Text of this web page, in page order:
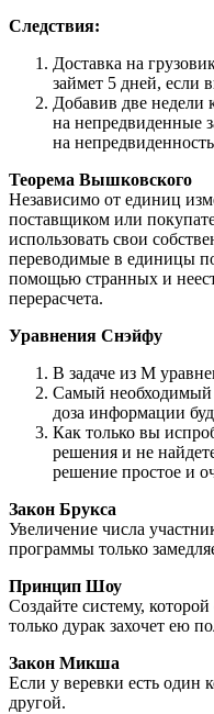
Следствия:
Доставка на
займет 5 дней, если
Добавив две недели
на непредвиденные
на
Теорема Вышковского
Независимо от единиц
поставщиком или
использовать свои
переводимые в единицы
помощью странных и
перерасчета.
Уравнения Снэйфу
В задаче из М
Самый необходимый
доза информации
Как только вы
решения и не
решение простое и
Закон Брукса
Увеличение числа
программы только
Принцип Шоу
Создайте систему,
только дурак захочет ею
Закон Микша
Если у веревки есть один
другой.